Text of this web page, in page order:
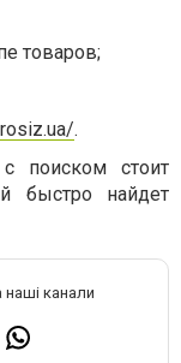
товаров;
.
поиском стоит
быстро найдет
наші канали